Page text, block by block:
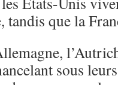
tandis que la
sous